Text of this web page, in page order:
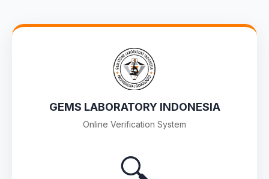
GEMS LABORATORY INDONESIA
Online Verification System
🔍